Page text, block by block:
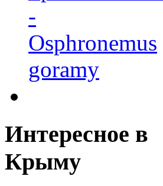
Интересное в
Крыму